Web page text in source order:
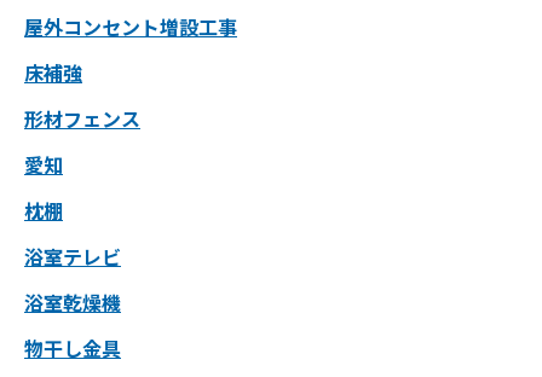
屋外コンセント増設工事
床補強
形材フェンス
愛知
枕棚
浴室テレビ
浴室乾燥機
物干し金具